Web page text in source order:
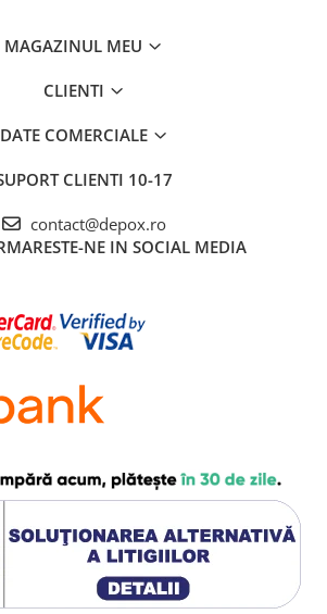
MAGAZINUL MEU
CLIENTI
DATE COMERCIALE
CLIENTI 10-17
contact@depox.ro
NE IN SOCIAL MEDIA